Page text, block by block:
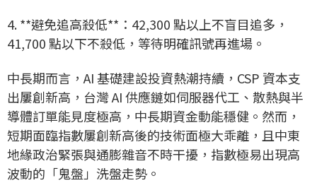
4. **避免追高殺低**：42,300 點以上不盲目追多，
41,700 點以下不殺低，等待明確訊號再進場。
中長期而言，AI 基礎建設投資熱潮持續，CSP 資本支
出屢創新高，台灣 AI 供應鏈如伺服器代工、散熱與半
導體訂單能見度極高，中長期資金動能穩健。然而，
短期面臨指數屢創新高後的技術面極大乖離，且中東
地緣政治緊張與通膨雜音不時干擾，指數極易出現高
波動的「鬼盤」洗盤走勢。